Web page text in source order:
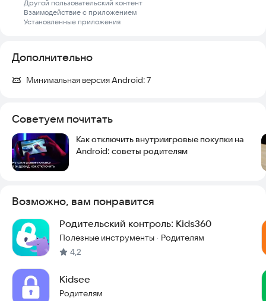
при наступлении правил ограничения времени
2. специальные возможности - для ограничения времени
ребенка у экрана смартфона
4. автозапуск - для постоянной работы трекера приложений
5. администратор устройства - для защиты от
Другой пользовательский контент
Взаимодействие с приложением
Установленные приложения
Дополнительно
Минимальная версия Android:7
Советуем почитать
Как отключить внутриигровые покупки на
Android: советы родителям
Возможно, вам понравится
Родительский контроль: Kids360
Полезные инструменты · Родителям
4,2
Kidsee
Родителям